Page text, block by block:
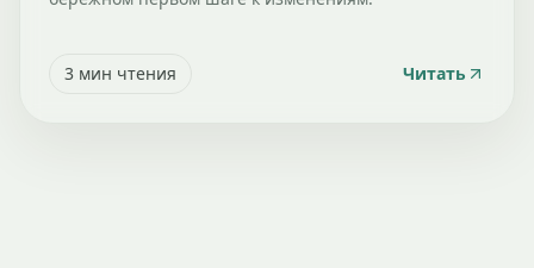
3 мин чтения Читать